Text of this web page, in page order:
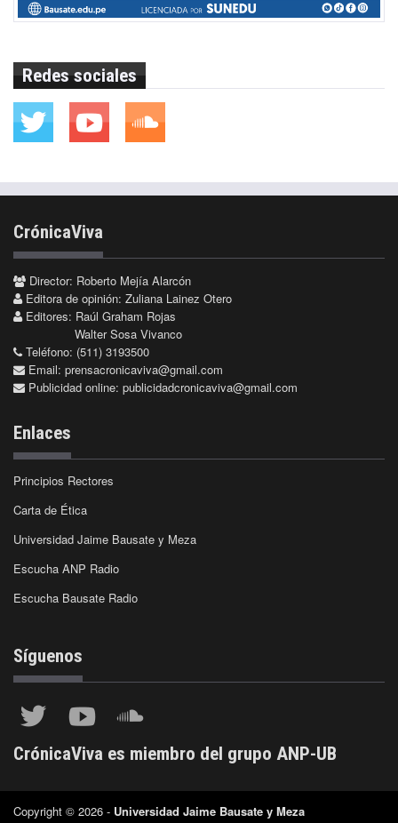
Redes sociales
CrónicaViva
Director: Roberto Mejía Alarcón
Editora de opinión: Zuliana Lainez Otero
Editores: Raúl Graham Rojas
Walter Sosa Vivanco
Teléfono: (511) 3193500
Email: prensacronicaviva@gmail.com
Publicidad online: publicidadcronicaviva@gmail.com
Enlaces
Principios Rectores
Carta de Ética
Universidad Jaime Bausate y Meza
Escucha ANP Radio
Escucha Bausate Radio
Síguenos
CrónicaViva es miembro del grupo ANP-UB
Copyright © 2026 - Universidad Jaime Bausate y Meza